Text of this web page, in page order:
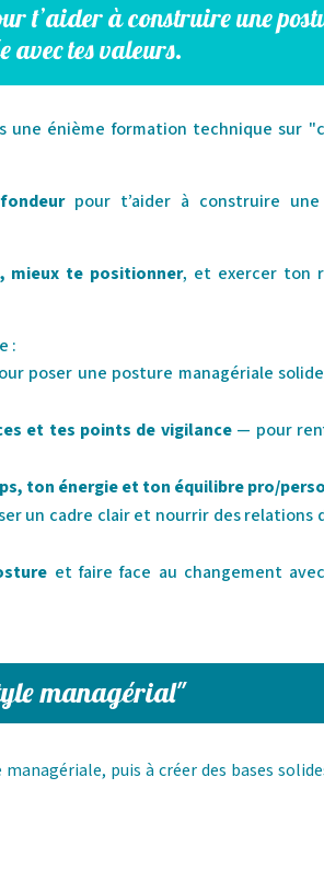
t’aider à construire une
avec tes valeurs.
une énième formation technique sur
pour t’aider à construire
mieux te positionner, et exercer ton
:
poser une posture managériale
et tes points de vigilance— pour
ton énergie et ton équilibre pro/
un cadre clair et nourrir des relations
et faire face au changement
managérial"
puis à créer des bases